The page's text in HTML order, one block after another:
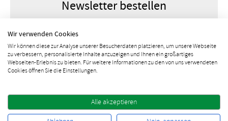
Newsletter bestellen
Wir verwenden Cookies
Wir können diese zur Analyse unserer Besucherdaten platzieren, um unsere Webseite
zu verbessern, personalisierte Inhalte anzuzeigen und Ihnen ein großartiges
Webseiten-Erlebnis zu bieten. Für weitere Informationen zu den von uns verwendeten
Cookies öffnen Sie die Einstellungen.
Alle akzeptieren